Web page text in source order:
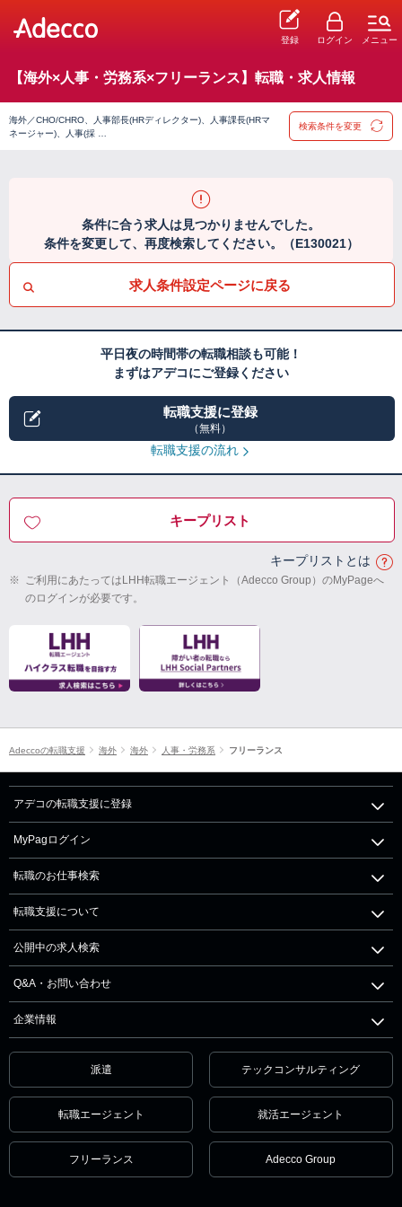
登録 ログイン メニュー
【海外×人事・労務系×フリーランス】転職・求人情報
海外／CHO/CHRO、人事部長(HRディレクター)、人事課長(HRマ
ネージャー)、人事(採 …
検索条件を変更
条件に合う求人は見つかりませんでした。
条件を変更して、再度検索してください。（E130021）
求人条件設定ページに戻る
平日夜の時間帯の転職相談も可能！
まずはアデコにご登録ください
転職支援に登録
（無料）
転職支援の流れ
キープリスト
キープリストとは
※ ご利用にあたってはLHH転職エージェント（Adecco Group）のMyPageへ
のログインが必要です。
Adeccoの転職支援 海外 海外 人事・労務系 フリーランス
アデコの転職支援に登録
MyPagログイン
転職のお仕事検索
転職支援について
公開中の求人検索
Q&A・お問い合わせ
企業情報
派遣 テックコンサルティング
転職エージェント 就活エージェント
フリーランス Adecco Group